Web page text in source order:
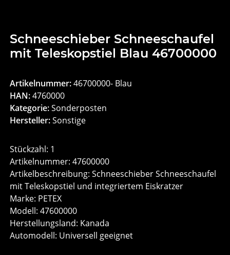
Schneeschieber Schneeschaufel
mit Teleskopstiel Blau 46700000
Artikelnummer:46700000- Blau
HAN:4760000
Kategorie:Sonderposten
Hersteller:Sonstige
Stückzahl: 1
Artikelnummer: 47600000
Artikelbeschreibung: Schneeschieber Schneeschaufel
mit Teleskopstiel und integriertem Eiskratzer
Marke: PETEX
Modell: 47600000
Herstellungsland: Kanada
Automodell: Universell geeignet